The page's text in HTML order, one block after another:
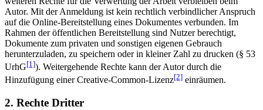
Autor. Mit der Anmeldung ist kein rechtlich verbindlicher Anspruch
auf die Online-Bereitstellung eines Dokumentes verbunden. Im
Rahmen der öffentlichen Bereitstellung sind Nutzer berechtigt,
Dokumente zum privaten und sonstigen eigenen Gebrauch
herunterzuladen, zu speichern oder in kleiner Zahl zu drucken (§ 53
UrhG[1]). Weitergehende Rechte kann der Autor durch die
Hinzufügung einer Creative-Common-Lizenz[2] einräumen.
2. Rechte Dritter